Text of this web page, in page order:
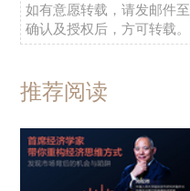
如有意愿转载，请发邮件至
确认及授权后，方可转载。
推荐阅读